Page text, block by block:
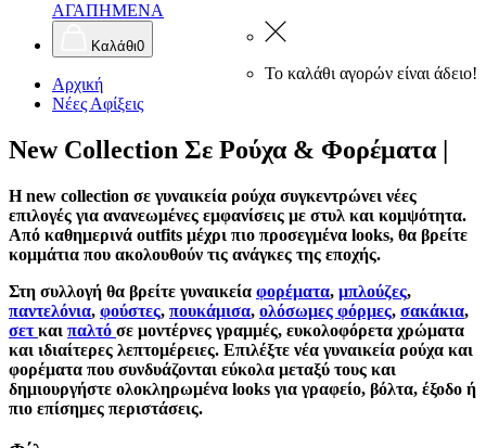
ΑΓΑΠΗΜΕΝΑ
Καλάθι0
Το καλάθι αγορών είναι άδειο!
Αρχική
Νέες Αφίξεις
New Collection Σε Ρούχα & Φορέματα |
Η new collection σε γυναικεία ρούχα συγκεντρώνει νέες
επιλογές για ανανεωμένες εμφανίσεις με στυλ και κομψότητα.
Από καθημερινά outfits μέχρι πιο προσεγμένα looks, θα βρείτε
κομμάτια που ακολουθούν τις ανάγκες της εποχής.
Στη συλλογή θα βρείτε γυναικεία φορέματα, μπλούζες,
παντελόνια, φούστες, πουκάμισα, ολόσωμες φόρμες, σακάκια,
σετκαι παλτό σε μοντέρνες γραμμές, ευκολοφόρετα χρώματα
και ιδιαίτερες λεπτομέρειες. Επιλέξτε νέα γυναικεία ρούχα και
φορέματα που συνδυάζονται εύκολα μεταξύ τους και
δημιουργήστε ολοκληρωμένα looks για γραφείο, βόλτα, έξοδο ή
πιο επίσημες περιστάσεις.